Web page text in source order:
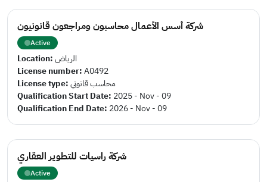
شركة أسس الأعمال محاسبون ومراجعون قانونيون
Active
Location:الرياض
License number:A0492
License type:محاسب قانوني
Qualification Start Date: 2025 - Nov - 09
Qualification End Date: 2026 - Nov - 09
شركة راسيات للتطوير العقاري
Active